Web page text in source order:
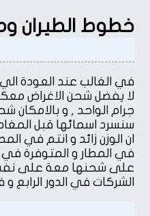
خطوط الطيران
في الغالب عند العودة
سنسرد اسمائها قبل
ان الوزن زائد و انتم في
على شحنها معة على نفس
الشركات في الدور الرابع و فعلا